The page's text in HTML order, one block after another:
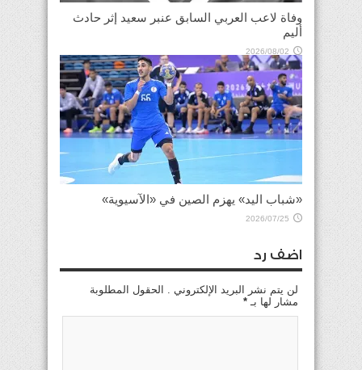
وفاة لاعب العربي السابق عنبر سعيد إثر حادث
أليم
2026/08/02
«شباب اليد» يهزم الصين في «الآسيوية»
2026/07/25
اضف رد
لن يتم نشر البريد الإلكتروني . الحقول المطلوبة
مشار لها بـ *